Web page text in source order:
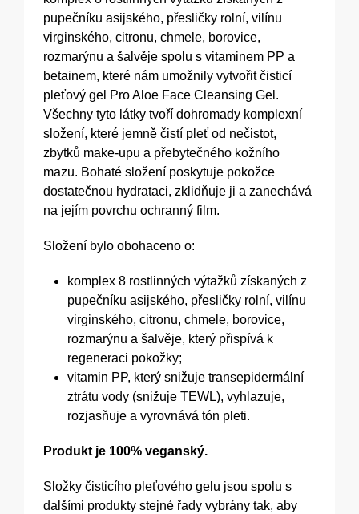
pupečníku asijského, přesličky rolní, vilínu
virginského, citronu, chmele, borovice,
rozmarýnu a šalvěje spolu s vitaminem PP a
betainem, které nám umožnily vytvořit čisticí
pleťový gel Pro Aloe Face Cleansing Gel.
Všechny tyto látky tvoří dohromady komplexní
složení, které jemně čistí pleť od nečistot,
zbytků make-upu a přebytečného kožního
mazu. Bohaté složení poskytuje pokožce
dostatečnou hydrataci, zklidňuje ji a zanechává
na jejím povrchu ochranný film.
Složení bylo obohaceno o:
komplex 8 rostlinných výtažků získaných z
pupečníku asijského, přesličky rolní, vilínu
virginského, citronu, chmele, borovice,
rozmarýnu a šalvěje, který přispívá k
regeneraci pokožky;
vitamin PP, který snižuje transepidermální
ztrátu vody (snižuje TEWL), vyhlazuje,
rozjasňuje a vyrovnává tón pleti.
Produkt je 100% veganský.
Složky čisticího pleťového gelu jsou spolu s
dalšími produkty stejné řady vybrány tak, aby